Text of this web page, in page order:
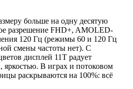
больше на одну десятую
разрешение FHD+, AMOLED-
120 Гц (режимы 60 и 120 Гц
смены частоты нет). С
дисплей 11T радует
яркостью. В играх и потоковом
раскрываются на 100%: всё